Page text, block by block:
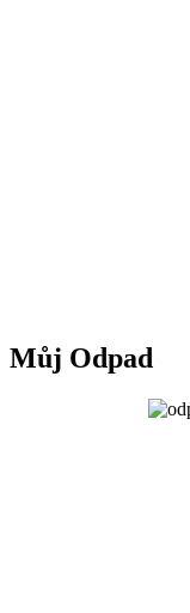
Můj Odpad